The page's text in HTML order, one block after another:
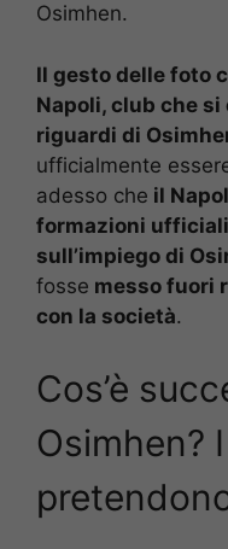
Osimhen.
Il gesto delle foto
Napoli, club che
riguardi di
ufficialmente
adesso che il
formazioni
sull’impiego di
fosse messo fuori
con la società.
Cos’è
Osimhen?